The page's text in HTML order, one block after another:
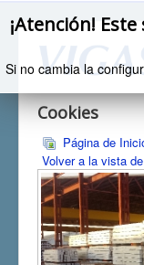
Cookies
¡Atención!
Si no cambia la
Página de
Volver a la vista